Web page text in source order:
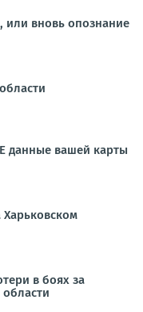
или вновь опознание
данные вашей карты
в боях за